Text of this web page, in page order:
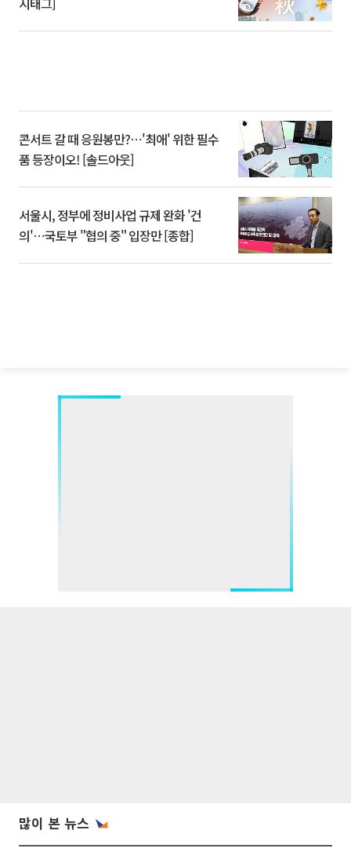
콘서트 갈 때 응원봉만?⋯'최애' 위한 필수
품 등장이오! [솔드아웃]
서울시, 정부에 정비사업 규제 완화 '건
의'⋯국토부 "협의 중" 입장만 [종합]
많이 본 뉴스